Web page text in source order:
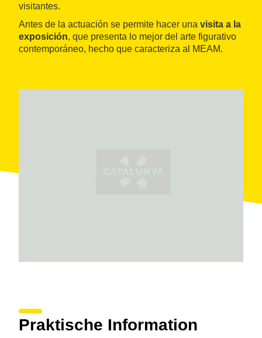
visitantes.
Antes de la actuación se permite hacer una visita a la
exposición, que presenta lo mejor del arte figurativo
contemporáneo, hecho que caracteriza al MEAM.
Praktische Information